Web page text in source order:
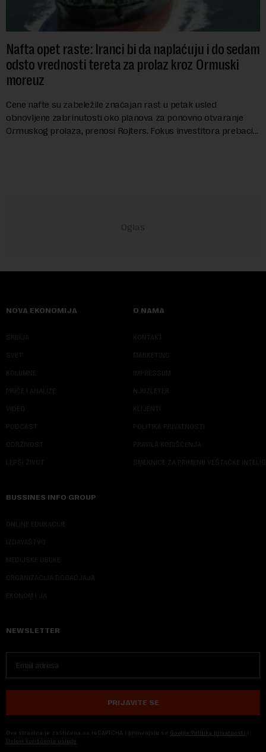
Nafta opet raste: Iranci bi da naplaćuju i do sedam
odsto vrednosti tereta za prolaz kroz Ormuski
moreuz
Cene nafte su zabeležile značajan rast u petak usled
obnovljene zabrinutosti oko planova za ponovno otvaranje
Ormuskog prolaza, prenosi Rojters. Fokus investitora prebacio
NOVA EKONOMIJA
SRBIJA
SVET
KOLUMNE
PRIČE I ANALIZE
VIDEO
PODCAST
ODRŽIVOST
LEPŠI ŽIVOT
O NAMA
KONTAKT
MARKETING
IMPRESSUM
NJUZLETER
KLIJENTI
POLITIKA PRIVATNOSTI
PRAVILA KORIŠĆENJA
SMERNICE ZA PRIMENU VEŠTAČKE
BUSSINES INFO GROUP
ONLINE EDUKACIJE
IZDAVAŠTVO
MEDIJSKE OBUKE
ORGANIZACIJA DOGADJAJA
EKONOM I JA
NEWSLETTER
PRIJAVITE SE
Ova stranica je zaštićena sa reCAPTCHA i primenjuju se Google Politika privatnosti i
Uslovi korišćenja usluge